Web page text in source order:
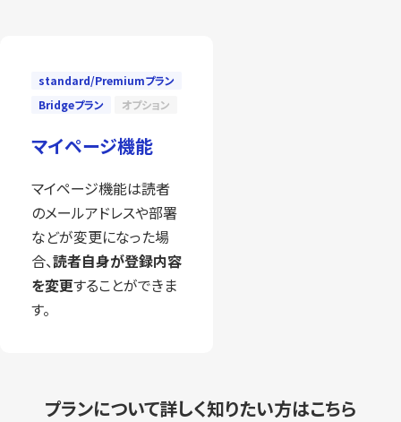
standard/Premiumプラン
Bridgeプラン
オプション
マイページ機能
マイページ機能は読者
のメールアドレスや部署
などが変更になった場
合、読者自身が登録内容
を変更することができま
す。
プランについて詳しく知りたい方はこちら